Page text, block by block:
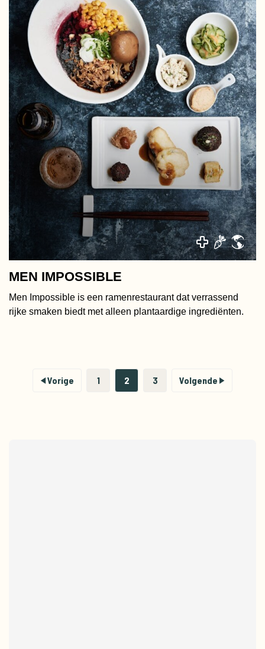
MEN IMPOSSIBLE
Men Impossible is een ramenrestaurant dat verrassend
rijke smaken biedt met alleen plantaardige ingrediënten.
Vorige 1 2 3 Volgende